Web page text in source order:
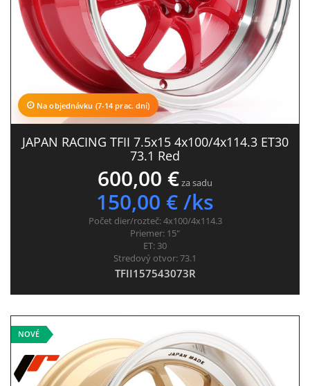
Na objednávku (7-14 prac. dní)
JAPAN RACING TFII 7.5x15 4x100/4x114.3 ET30
73.1 Red
600,00 €za sadu
150,00 € /ks
Počet dier/rozteč:4x100/4x114.3
Priemer: 15"
ET: 30
Stredový otvor:73.1
TFII157543073R
NOVÉ